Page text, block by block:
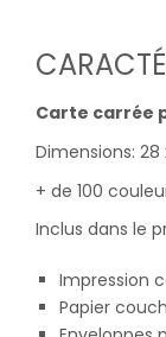
Carte carrée
Dimensions:
+ de 100
Inclus dans le
Impression
Papier